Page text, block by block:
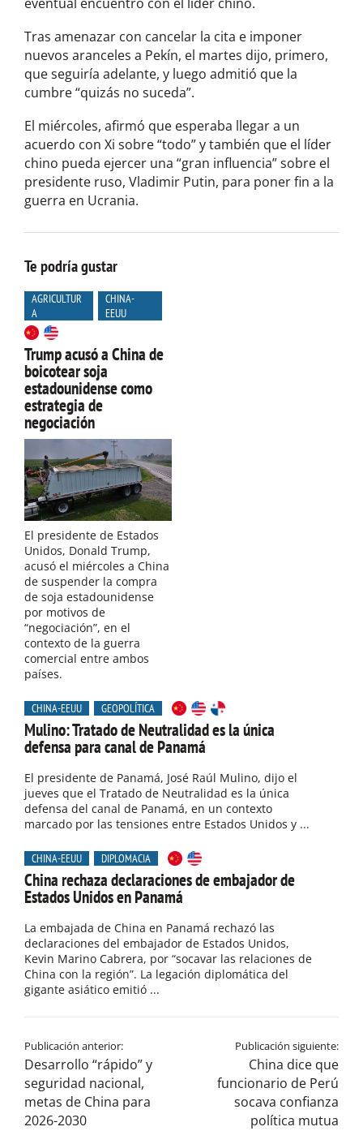
Tras amenazar con cancelar la cita e imponer
nuevos aranceles a Pekín, el martes dijo, primero,
que seguiría adelante, y luego admitió que la
cumbre “quizás no suceda”.
El miércoles, afirmó que esperaba llegar a un
acuerdo con Xi sobre “todo” y también que el líder
chino pueda ejercer una “gran influencia” sobre el
presidente ruso, Vladimir Putin, para poner fin a la
guerra en Ucrania.
Te podría gustar
AGRICULTUR
A
CHINA-
EEUU
Trump acusó a China de
boicotear soja
estadounidense como
estrategia de
negociación
El presidente de Estados
Unidos, Donald Trump,
acusó el miércoles a China
de suspender la compra
de soja estadounidense
por motivos de
“negociación”, en el
contexto de la guerra
comercial entre ambos
países.
CHINA-EEUU GEOPOLÍTICA
Mulino: Tratado de Neutralidad es la única
defensa para canal de Panamá
El presidente de Panamá, José Raúl Mulino, dijo el
jueves que el Tratado de Neutralidad es la única
defensa del canal de Panamá, en un contexto
marcado por las tensiones entre Estados Unidos y ...
CHINA-EEUU DIPLOMACIA
China rechaza declaraciones de embajador de
Estados Unidos en Panamá
La embajada de China en Panamá rechazó las
declaraciones del embajador de Estados Unidos,
Kevin Marino Cabrera, por “socavar las relaciones de
China con la región”. La legación diplomática del
gigante asiático emitió ...
Publicación anterior:
Desarrollo “rápido” y
seguridad nacional,
metas de China para
2026-2030
Publicación siguiente:
China dice que
funcionario de Perú
socava confianza
política mutua